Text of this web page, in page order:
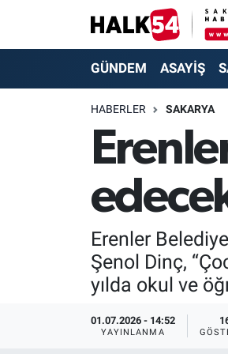
GÜNDEM ASAYİŞ
HABERLER SAKARYA
Erenler
Şenol Dinç,
yılda okul ve
01.07.2026 - 14:52
YAYINLANMA
GÜNDEM
EKONOMİ
Adapazarı Nöbetçi Eczaneler
Adapazarı Trafik Yoğunluk
Süper Lig Puan Durumu ve
Son Dakika Haberleri